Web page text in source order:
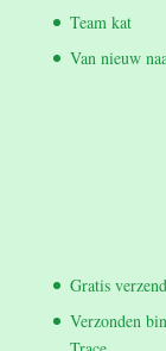
Team kat
Van nieuw
Gratis
Verzonden